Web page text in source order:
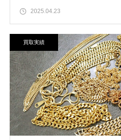
2025.04.23
買取実績